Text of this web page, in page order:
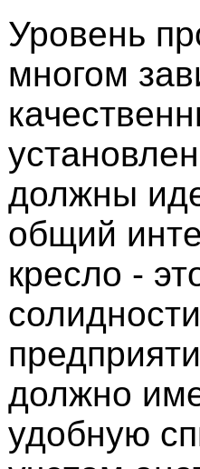
Уровень
многом
должны
общий
кресло -
должно
удобную